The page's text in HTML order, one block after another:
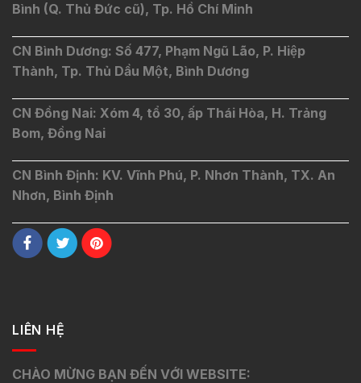
Bình (Q. Thủ Đức cũ), Tp. Hồ Chí Minh
CN Bình Dương: Số 477, Phạm Ngũ Lão, P. Hiệp
Thành, Tp. Thủ Dầu Một, Bình Dương
CN Đồng Nai: Xóm 4, tổ 30, ấp Thái Hòa, H. Trảng
Bom, Đồng Nai
CN Bình Định: KV. Vĩnh Phú, P. Nhơn Thành, TX. An
Nhơn, Bình Định
LIÊN HỆ
CHÀO MỪNG BẠN ĐẾN VỚI WEBSITE: